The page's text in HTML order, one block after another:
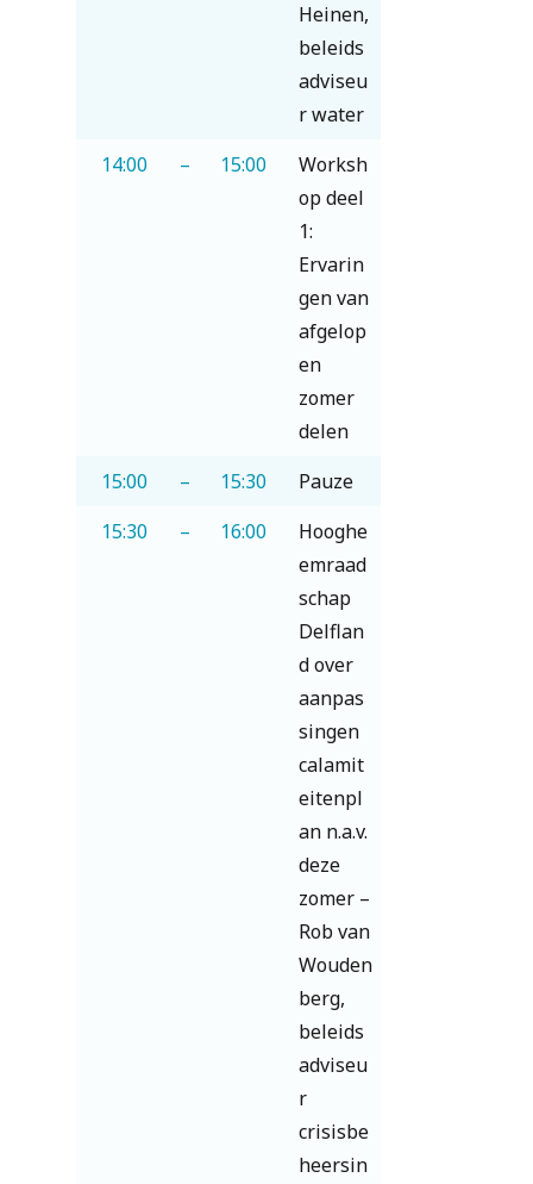
Heinen,
beleids
adviseu
r water
14:00
– 15:00
Worksh
op deel
1:
Ervarin
gen van
afgelop
en
zomer
delen
15:00
– 15:30
Pauze
15:30
– 16:00
Hooghe
emraad
schap
Delflan
d over
aanpas
singen
calamit
eitenpl
an n.a.v.
deze
zomer –
Rob van
Wouden
berg,
beleids
adviseu
r
crisisbe
heersin